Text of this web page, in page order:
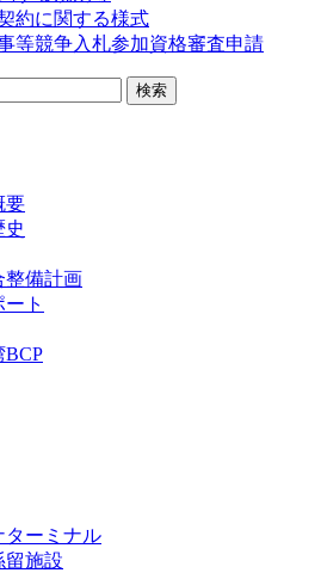
約に関する様式
等競争入札参加資格審査申請
要
史
整備計画
ト
BCP
ターミナル
留施設